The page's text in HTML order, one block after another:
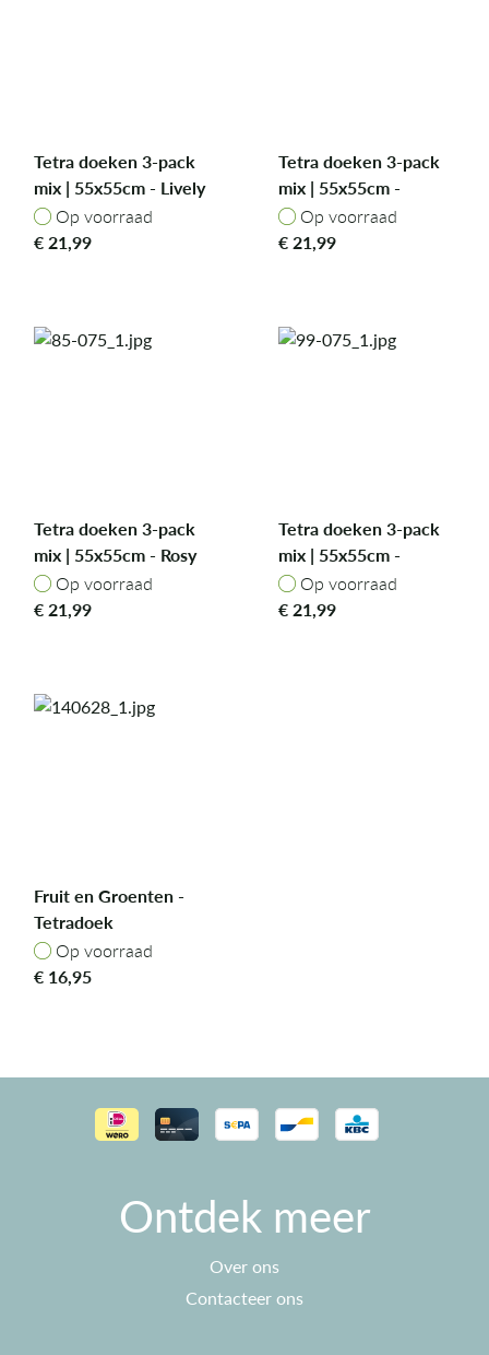
Tetra doeken 3-pack
mix | 55x55cm - Lively
LionOp voorraad
Op voorraad
€21,99
Tetra doeken 3-pack
mix | 55x55cm -
Daring Dino
Op voorraad
Op voorraad
€21,99
Tetra doeken 3-pack
mix | 55x55cm - Rosy
Rabbit
Op voorraad
Op voorraad
€21,99
Tetra doeken 3-pack
mix | 55x55cm -
Enchanting Elephant
Op voorraad
Op voorraad
€21,99
Fruit en Groenten -
Tetradoek
Op voorraad
Op voorraad
€ 16,95
Ontdek meer
Over ons
Contacteer ons